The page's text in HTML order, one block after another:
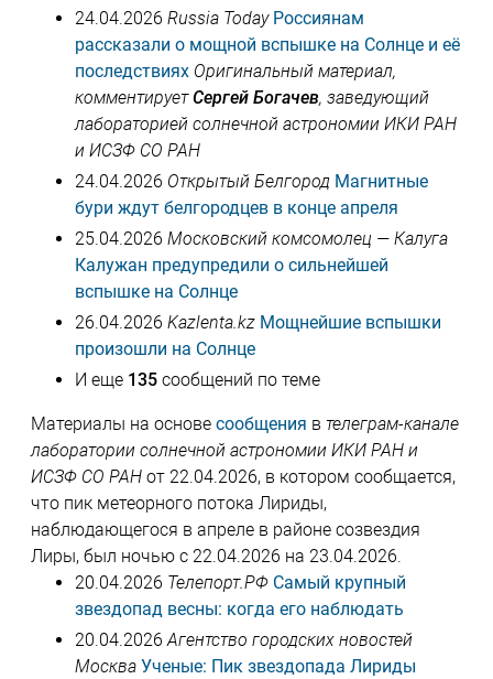
24.04.2026 Russia Today Россиянам
рассказали о мощной вспышке на Солнце и её
последствиях Оригинальный материал,
комментируетСергей Богачев, заведующий
лабораторией солнечной астрономии ИКИ РАН
и ИСЗФ СО РАН
24.04.2026 Открытый Белгород Магнитные
бури ждут белгородцев в конце апреля
25.04.2026 Московский комсомолец — Калуга
Калужан предупредили о сильнейшей
вспышке на Солнце
26.04.2026 Kazlenta.kz Мощнейшие вспышки
произошли на Солнце
И еще 135сообщений по теме
Материалы на основе сообщения в телеграм-канале
лаборатории солнечной астрономии ИКИ РАН и
ИСЗФ СО РАН от 22.04.2026, в котором сообщается,
что пик метеорного потока Лириды,
наблюдающегося в апреле в районе созвездия
Лиры, был ночью с 22.04.2026 на 23.04.2026.
20.04.2026 Телепорт.РФ Самый крупный
звездопад весны: когда его наблюдать
20.04.2026Агентство городских новостей
Москва Ученые: Пик звездопада Лириды